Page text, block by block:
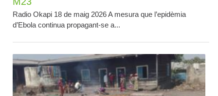
Radio Okapi 18 de maig 2026 A mesura que l’epidèmia
d’Ebola continua propagant-se a...